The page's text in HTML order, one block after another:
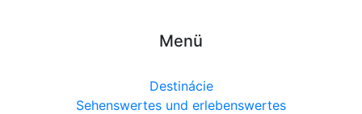
Menü
Destinácie
Sehenswertes und erlebenswertes